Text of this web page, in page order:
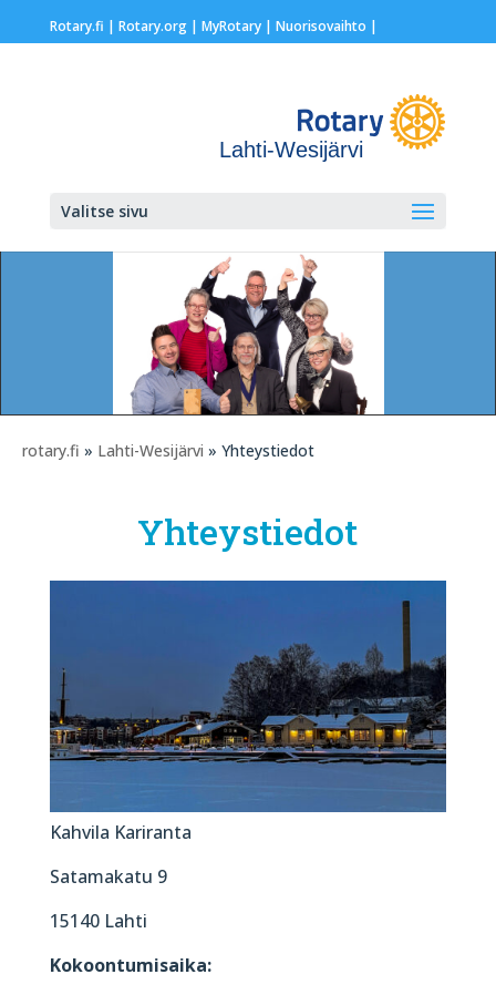
Rotary.fi | Rotary.org| MyRotary | Nuorisovaihto |
Lahti-Wesijärvi
Valitse sivu
rotary.fi » Lahti-Wesijärvi » Yhteystiedot
Yhteystiedot
Kahvila Kariranta
Satamakatu 9
15140 Lahti
Kokoontumisaika: